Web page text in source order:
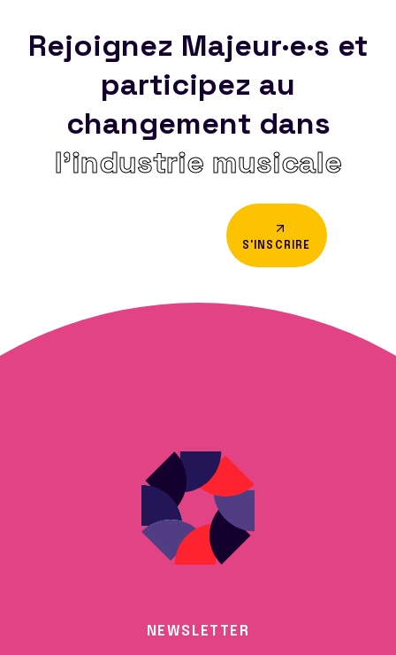
Rejoignez Majeur·e·s et
participez au
changement dans
l’industrie musicale
S'INSCRIRE
NEWSLETTER